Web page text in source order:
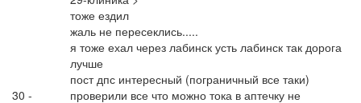
30 -
тоже ездил
жаль не пересеклись.....
я тоже ехал через лабинск усть лабинск так дорога
лучше
пост дпс интересный (пограничный все таки)
проверили все что можно тока в аптечку не